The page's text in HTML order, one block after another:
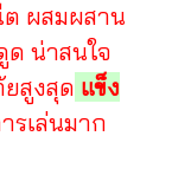
ผสมผสาน
ด น่าสนใจ
สูงสุด แข็ง
รเล่นมาก